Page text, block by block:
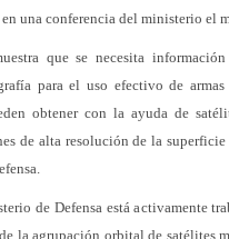
una conferencia del ministerio el
que se necesita
para el uso efectivo de
obtener con la ayuda de
de alta resolución de la
de Defensa está activamente
la agrupación orbital de satélites